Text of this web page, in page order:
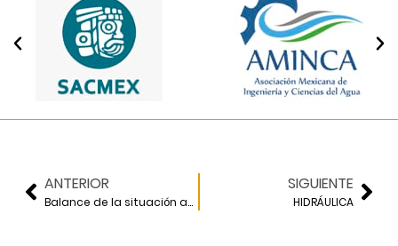
ANTERIOR
Balance de la situación actual y perspectivas de las inversiones privadas en carreteras
SIGUIENTE
HIDRÁULICA